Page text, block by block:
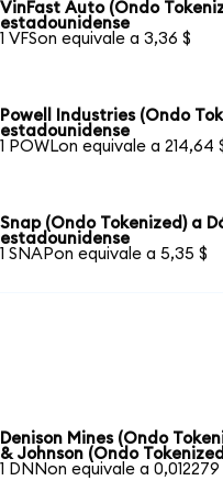
VinFast Auto (Ondo
estadounidense
1 VFSon equivale a 3,36 $
Powell Industries (Ondo
estadounidense
1 POWLon equivale a 214,64
Snap (Ondo Tokenized) a
estadounidense
1 SNAPon equivale a 5,35 $
Denison Mines (Ondo
& Johnson (Ondo
1 DNNon equivale a